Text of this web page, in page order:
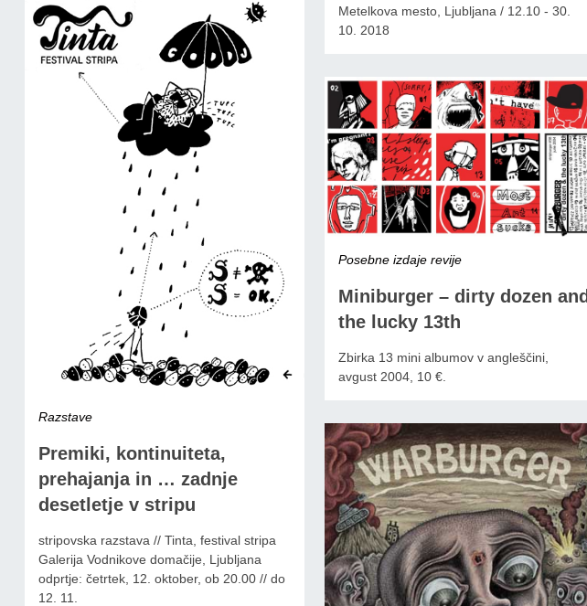
Metelkova mesto, Ljubljana / 12.10 - 30.
10. 2018
Razstave
Premiki, kontinuiteta,
prehajanja in … zadnje
desetletje v stripu
stripovska razstava // Tinta, festival stripa
Galerija Vodnikove domačije, Ljubljana
odprtje: četrtek, 12. oktober, ob 20.00 // do
12. 11.
Posebne izdaje revije
Miniburger – dirty dozen and
the lucky 13th
Zbirka 13 mini albumov v angleščini,
avgust 2004, 10 €.